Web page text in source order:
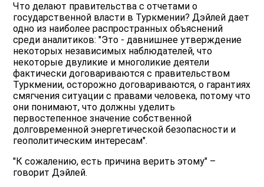
Что делают правительства с отчетами о
государственной власти в Туркмении? Дэйлей дает
одно из наиболее распространных объяснений
среди аналитиков: "Это - давнишнее утверждение
некоторых независимых наблюдателей, что
некоторые двуликие и многоликие деятели
фактически договариваются с правительством
Туркмении, осторожно договариваются, о гарантиях
смягчения ситуации с правами человека, потому что
они понимают, что должны уделить
первостепенное значение собственной
долговременной энергетической безопасности и
геополитическим интересам".
"К сожалению, есть причина верить этому" –
говорит Дэйлей.